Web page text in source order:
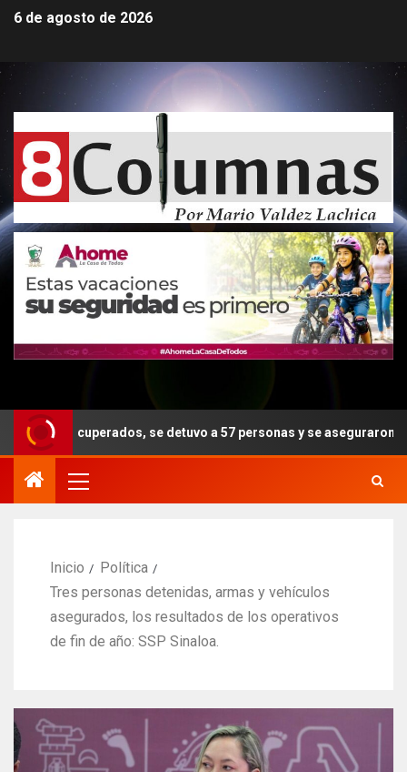
6 de agosto de 2026
se detuvo a 57 personas y se aseguraron armas,
Inicio
Política
Tres personas detenidas, armas y vehículos
asegurados, los resultados de los operativos
de fin de año: SSP Sinaloa.